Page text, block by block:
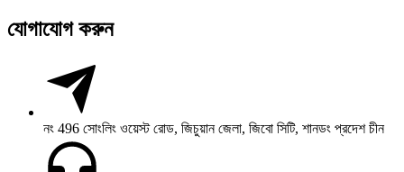
যোগাযোগ করুন
নং 496 সোংলিং ওয়েস্ট রোড, জিচুয়ান জেলা, জিবো সিটি, শানডং প্রদেশ চীন